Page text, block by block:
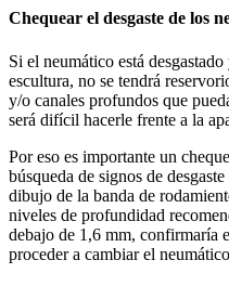
Chequear el desgaste de los
Si el neumático está
escultura, no se tendrá
y/o canales profundos que
será difícil hacerle frente a la
Por eso es importante un
búsqueda de signos de
dibujo de la banda de
niveles de profundidad
debajo de 1,6 mm, confirmaría
proceder a cambiar el